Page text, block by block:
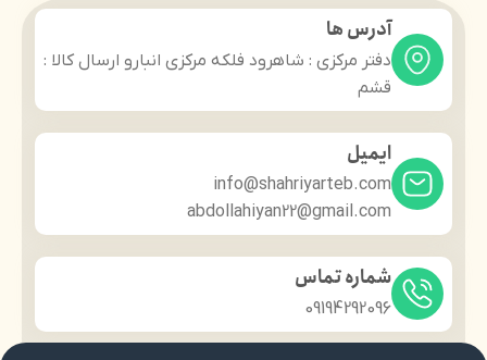
آدرس ها
دفتر مرکزی : شاهرود فلکه مرکزی انبارو ارسال کالا :
قشم
ایمیل
info@shahriyarteb.com
abdollahiyan22@gmail.com
شماره تماس
09194292096